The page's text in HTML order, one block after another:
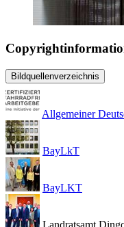
Bildquellenverzeichnis
Allgemeiner
BayLkT
BayLKT
Landratsamt